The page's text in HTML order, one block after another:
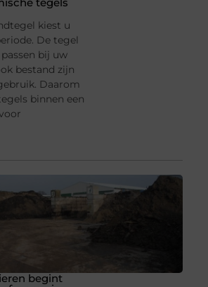
kiest u
De tegel
bij uw
bestand zijn
Daarom
binnen een
begint